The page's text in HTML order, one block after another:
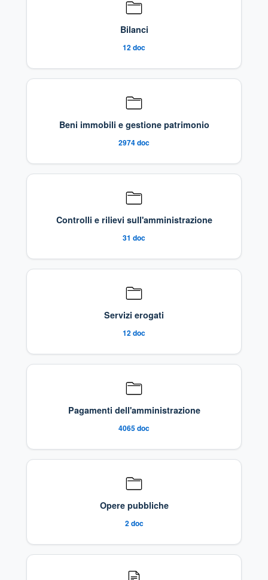
Bilanci
12doc
Beni immobili e gestione patrimonio
2974doc
Controlli e rilievi sull'amministrazione
31 doc
Servizi erogati
12doc
Pagamenti dell'amministrazione
4065doc
Opere pubbliche
2doc